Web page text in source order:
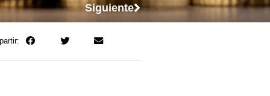
Siguiente